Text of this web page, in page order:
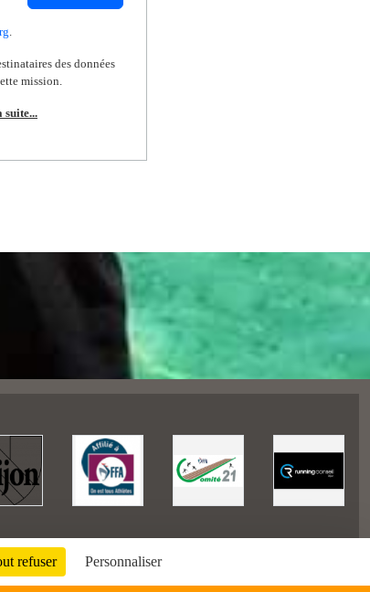
des données
mission.
suite...
refuser Personnaliser